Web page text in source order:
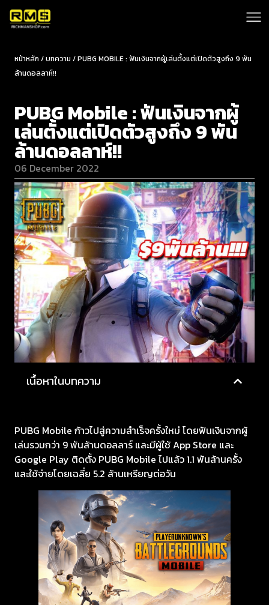
หน้าหลัก / บทความ / PUBG MOBILE : ฟันเงินจากผู้เล่นตั้งแต่เปิดตัวสูงถึง 9 พัน
ล้านดอลลาห์!!
PUBG Mobile : ฟันเงินจากผู้
เล่นตั้งแต่เปิดตัวสูงถึง 9 พัน
ล้านดอลลาห์!!
06 December 2022
เนื้อหาในบทความ
PUBG Mobile ก้าวไปสู่ความสำเร็จครั้งใหม่ โดยฟันเงินจากผู้
เล่นรวมกว่า 9 พันล้านดอลลาร์ และมีผู้ใช้ App Store และ
Google Play ติดตั้ง PUBG Mobile ไปแล้ว 1.1 พันล้านครั้ง
และใช้จ่ายโดยเฉลี่ย 5.2 ล้านเหรียญต่อวัน